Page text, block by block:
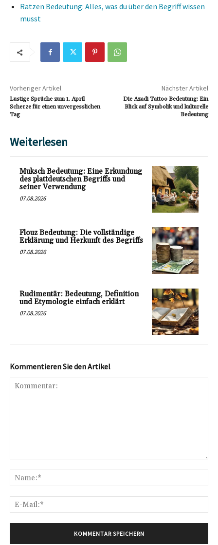
Ratzen Bedeutung: Alles, was du über den Begriff wissen
musst
Vorheriger Artikel
Lustige Sprüche zum 1. April
Scherze für einen unvergesslichen
Tag
Nächster Artikel
Die Azadi Tattoo Bedeutung: Ein
Blick auf Symbolik und kulturelle
Bedeutung
Weiterlesen
Muksch Bedeutung: Eine Erkundung
des plattdeutschen Begriffs und
seiner Verwendung
07.08.2026
Flouz Bedeutung: Die vollständige
Erklärung und Herkunft des Begriffs
07.08.2026
Rudimentär: Bedeutung, Definition
und Etymologie einfach erklärt
07.08.2026
Kommentieren Sie den Artikel